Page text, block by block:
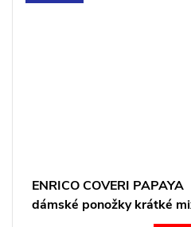
ENRICO COVERI PAPAYA
dámské ponožky krátké